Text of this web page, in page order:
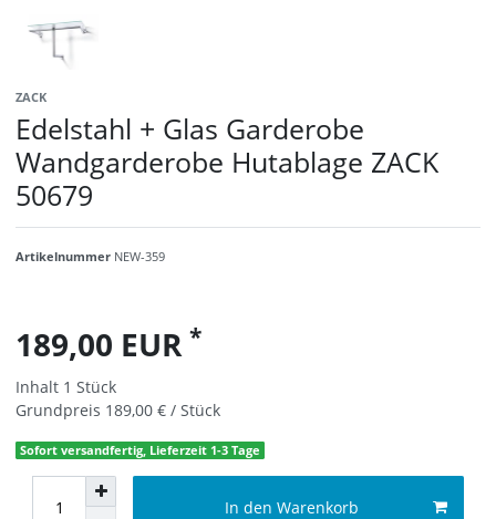
ZACK
Edelstahl + Glas Garderobe
Wandgarderobe Hutablage ZACK
50679
Artikelnummer NEW-359
189,00 EUR *
Inhalt 1 Stück
Grundpreis 189,00 € / Stück
Sofort versandfertig, Lieferzeit 1-3 Tage
In den Warenkorb